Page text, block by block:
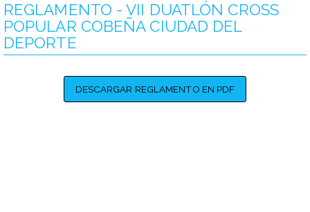
REGLAMENTO - VII DUATLÓN CROSS
POPULAR COBEÑA CIUDAD DEL
DEPORTE
DESCARGAR REGLAMENTO EN PDF